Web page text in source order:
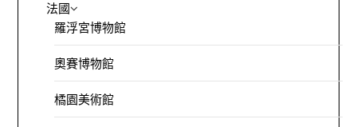
法國
羅浮宮博物館
奧賽博物館
橘園美術館